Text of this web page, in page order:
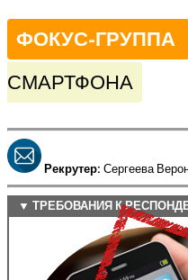
ФОКУС-ГРУППА
СМАРТФОНА
Рекрутер: Сергеева
▼ ТРЕБОВАНИЯ К